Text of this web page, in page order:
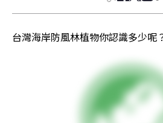
台灣海岸防風林植物你認識多少呢